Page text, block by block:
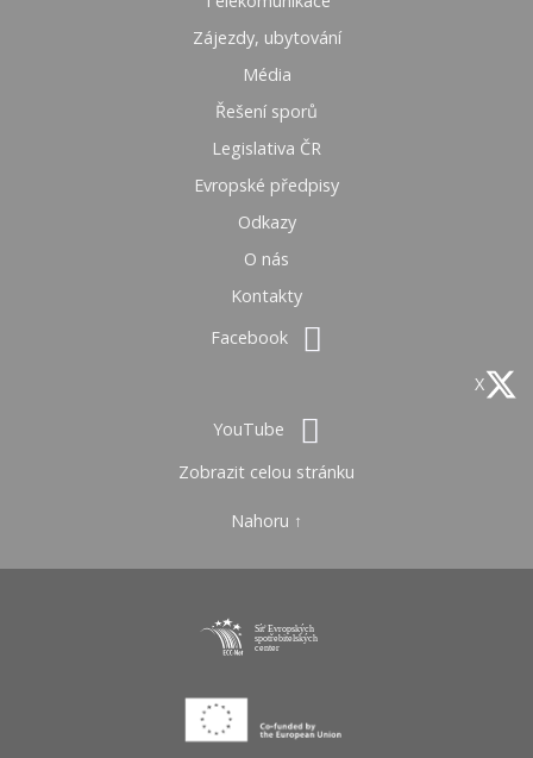
Zájezdy, ubytování
Média
Řešení sporů
Legislativa ČR
Evropské předpisy
Odkazy
O nás
Kontakty
Facebook
X
YouTube
Zobrazit celou stránku
Nahoru ↑